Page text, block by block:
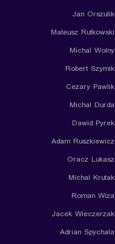
Jan Orszulik
Mateusz Rutkowski
Michal Wolny
Robert Szymik
Cezary Pawlik
Michal Durda
Dawid Pyrek
Adam Ruszkiewicz
Oracz Lukasz
Michal Krutak
Roman Wiza
Jacek Wieczerzak
Adrian Spychala